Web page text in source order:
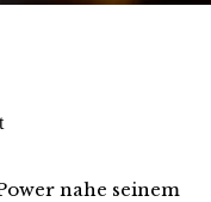
nahe seinem